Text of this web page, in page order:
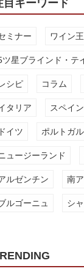
目キーワード
ミナー ワイン
ツ星ブラインド・テ
シピ コラム
タリア スペイン
ドイツ ポルトガル
ュージーランド
ルゼンチン 南
ルゴーニュ シ